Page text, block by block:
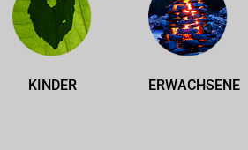
KINDER ERWACHSENE